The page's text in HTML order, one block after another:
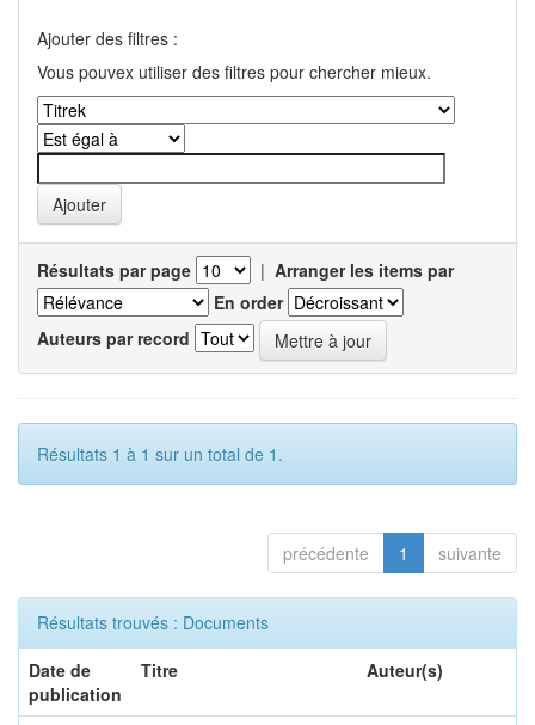
Ajouter des filtres :
Vous pouvex utiliser des filtres pour chercher mieux.
Résultats par page | Arranger les items par
En order
Auteurs par record
Résultats 1 à 1 sur un total de 1.
précédente 1 suivante
Résultats trouvés : Documents
Date de
publication
Titre Auteur(s)